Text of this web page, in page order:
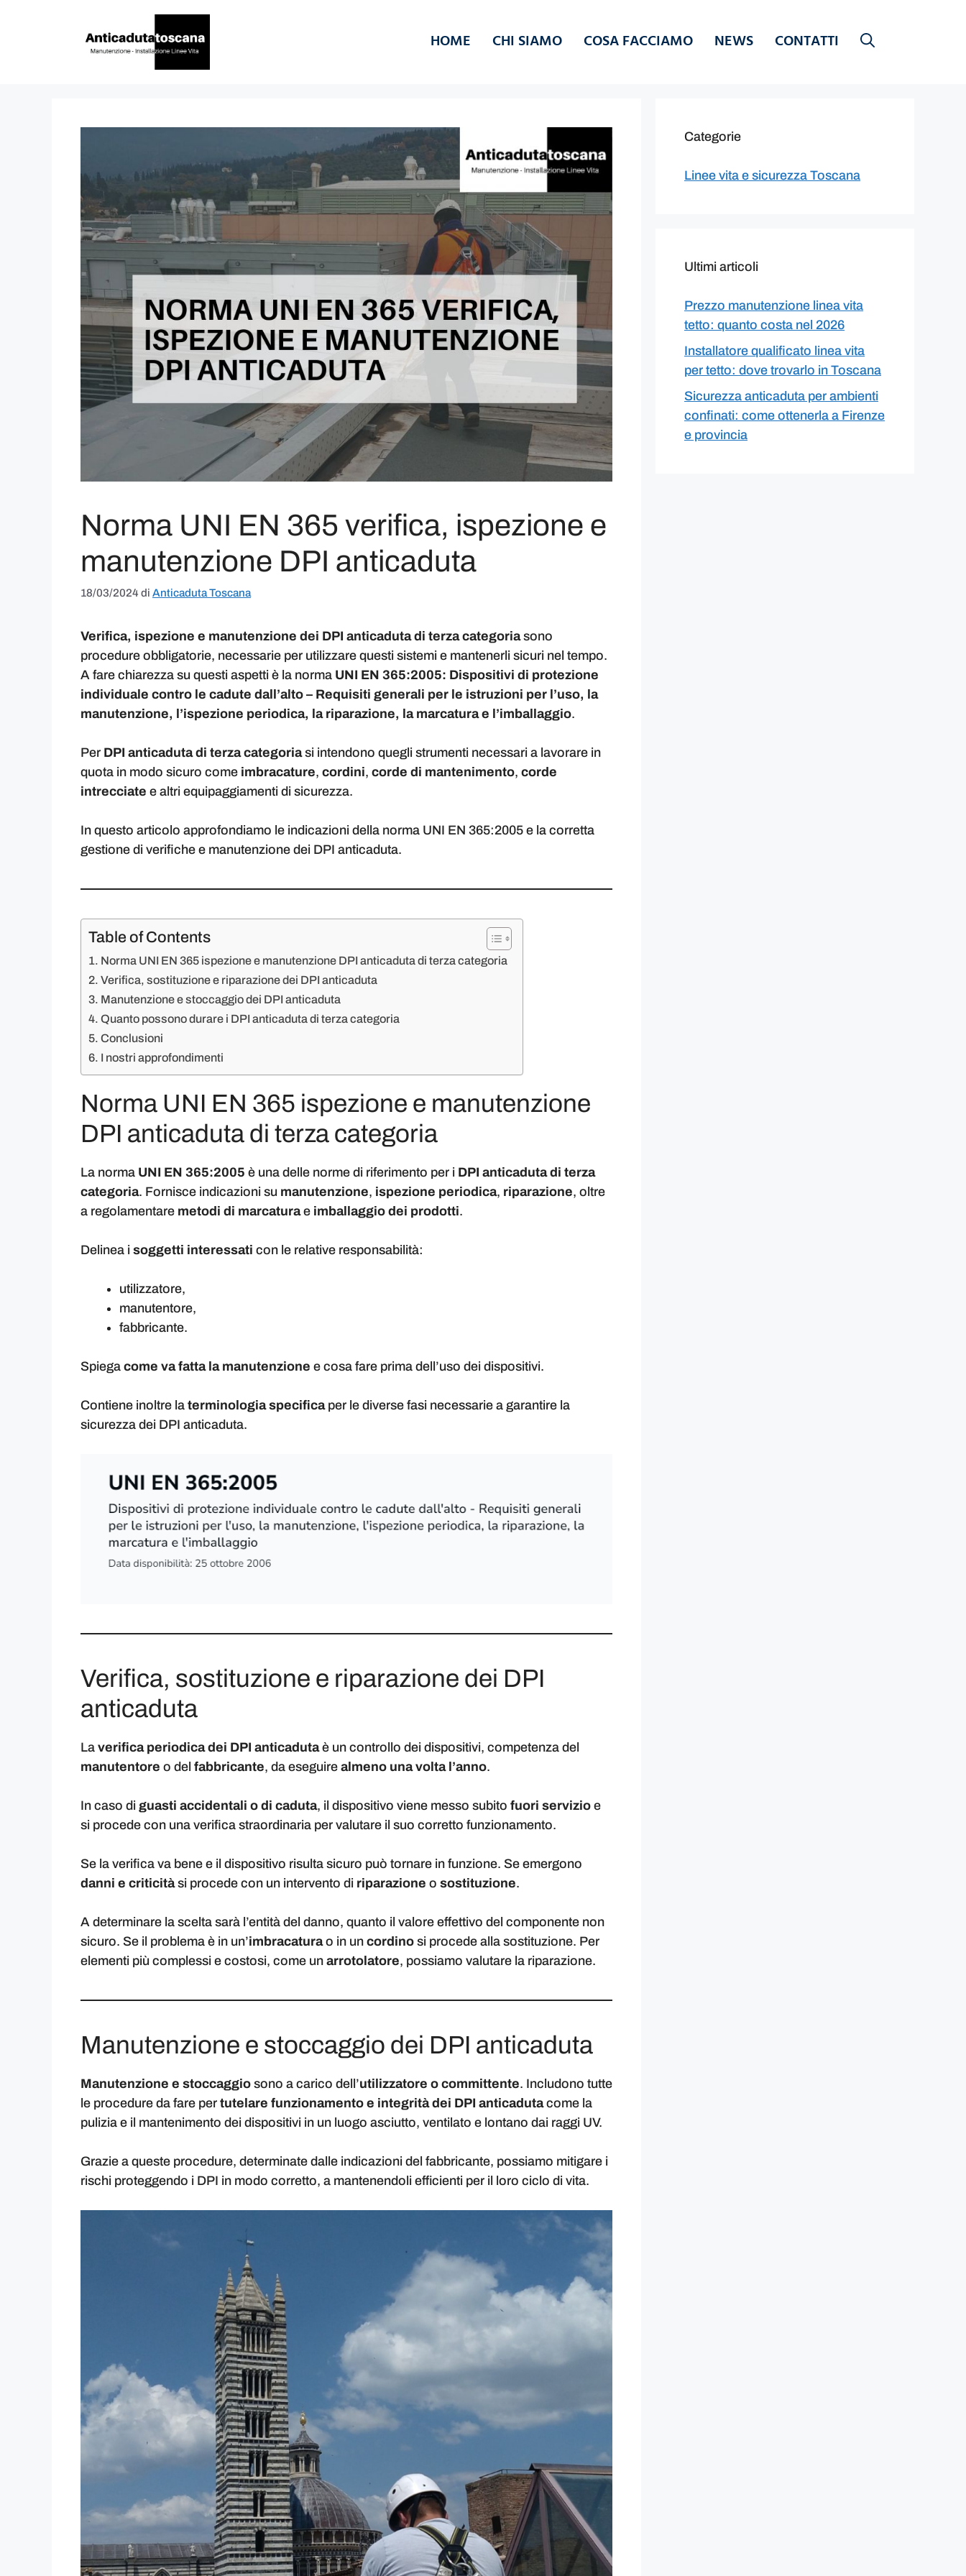
HOME CHI SIAMO COSA FACCIAMO NEWS CONTATTI
Norma UNI EN 365 verifica, ispezione e
manutenzione DPI anticaduta
18/03/2024 di Anticaduta Toscana
Verifica, ispezione e manutenzione dei DPI anticaduta di terza categoriasono
procedure obbligatorie, necessarie per utilizzare questi sistemi e mantenerli sicuri nel tempo.
A fare chiarezza su questi aspetti è la norma UNI EN 365:2005: Dispositivi di protezione
individuale contro le cadute dall’alto – Requisiti generali per le istruzioni per l’uso, la
manutenzione, l’ispezione periodica, la riparazione, la marcatura e l’imballaggio.
Per DPI anticaduta di terza categoriasi intendono quegli strumenti necessari a lavorare in
quota in modo sicuro come imbracature, cordini, corde di mantenimento, corde
intrecciate e altri equipaggiamenti di sicurezza.
In questo articolo approfondiamo le indicazioni della norma UNI EN 365:2005 e la corretta
gestione di verifiche e manutenzione dei DPI anticaduta.
Table of Contents
Norma UNI EN 365 ispezione e manutenzione DPI anticaduta di terza categoria
Verifica, sostituzione e riparazione dei DPI anticaduta
Manutenzione e stoccaggio dei DPI anticaduta
Quanto possono durare i DPI anticaduta di terza categoria
Conclusioni
I nostri approfondimenti
Norma UNI EN 365 ispezione e manutenzione
DPI anticaduta di terza categoria
La norma UNI EN 365:2005 è una delle norme di riferimento per i DPI anticaduta di terza
categoria. Fornisce indicazioni su manutenzione, ispezione periodica, riparazione, oltre
a regolamentare metodi di marcaturae imballaggio dei prodotti.
Delinea i soggetti interessati con le relative responsabilità:
utilizzatore,
manutentore,
fabbricante.
Spiega come va fatta la manutenzione e cosa fare prima dell’uso dei dispositivi.
Contiene inoltre la terminologia specificaper le diverse fasi necessarie a garantire la
sicurezza dei DPI anticaduta.
Verifica, sostituzione e riparazione dei DPI
anticaduta
La verifica periodica dei DPI anticadutaè un controllo dei dispositivi, competenza del
manutentore o del fabbricante, da eseguire almeno una volta l’anno.
In caso di guasti accidentali o di caduta, il dispositivo viene messo subito fuori servizio e
si procede con una verifica straordinaria per valutare il suo corretto funzionamento.
Se la verifica va bene e il dispositivo risulta sicuro può tornare in funzione. Se emergono
danni e criticitàsi procede con un intervento di riparazione o sostituzione.
A determinare la scelta sarà l’entità del danno, quanto il valore effettivo del componente non
sicuro. Se il problema è in un’imbracaturao in un cordino si procede alla sostituzione. Per
elementi più complessi e costosi, come un arrotolatore, possiamo valutare la riparazione.
Manutenzione e stoccaggio dei DPI anticaduta
Manutenzione e stoccaggio sono a carico dell’utilizzatore o committente. Includono tutte
le procedure da fare per tutelare funzionamento e integrità dei DPI anticadutacome la
pulizia e il mantenimento dei dispositivi in un luogo asciutto, ventilato e lontano dai raggi UV.
Grazie a queste procedure, determinate dalle indicazioni del fabbricante, possiamo mitigare i
rischi proteggendo i DPI in modo corretto, a mantenendoli efficienti per il loro ciclo di vita.
Categorie
Linee vita e sicurezza Toscana
Ultimi articoli
Prezzo manutenzione linea vita
tetto: quanto costa nel 2026
Installatore qualificato linea vita
per tetto: dove trovarlo in Toscana
Sicurezza anticaduta per ambienti
confinati: come ottenerla a Firenze
e provincia